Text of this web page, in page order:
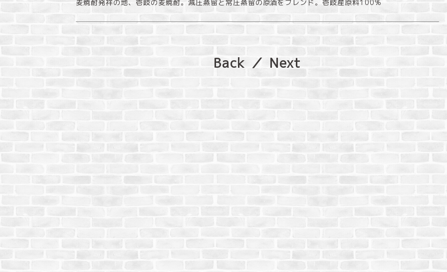
麦焼酎発祥の地、壱岐の麦焼酎。減圧蒸留と常圧蒸留の原酒をブレンド。壱岐産原料100%
Back ／ Next